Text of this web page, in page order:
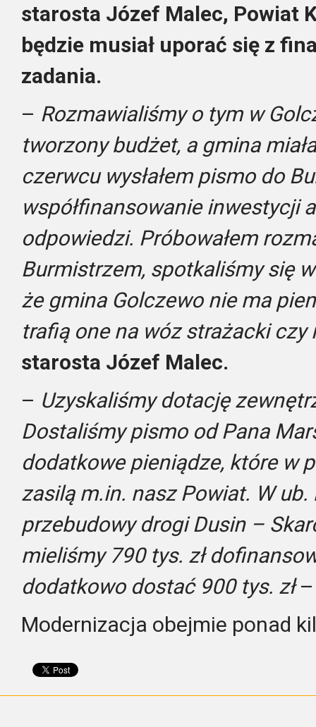
starosta Józef Malec, Powiat
będzie musiał uporać się z
zadania.
– Rozmawialiśmy o tym w
tworzony budżet, a gmina
czerwcu wysłałem pismo do
współfinansowanie inwestycji
odpowiedzi. Próbowałem
Burmistrzem, spotkaliśmy się w
że gmina Golczewo nie ma
trafią one na wóz strażacki czy
starosta Józef Malec.
– Uzyskaliśmy dotację
Dostaliśmy pismo od Pana
dodatkowe pieniądze, które w
zasilą m.in. nasz Powiat. W
przebudowy drogi Dusin –
mieliśmy 790 tys. zł
dodatkowo dostać 900 tys. zł–
Modernizacja obejmie ponad